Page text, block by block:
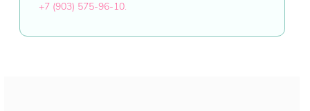
+7 (903) 575-96-10.